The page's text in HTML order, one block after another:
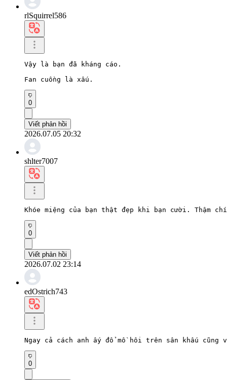
rlSquirrel586
Vậy là bạn đã kháng cáo.
Fan cuồng là xấu.
0
Viết phản hồi
2026.07.05 20:32
shlter7007
Khóe miệng của bạn thật đẹp khi bạn cười. Thậm
0
Viết phản hồi
2026.07.02 23:14
edOstrich743
Ngay cả cách anh ấy đổ mồ hôi trên sân khấu
0